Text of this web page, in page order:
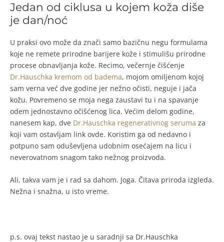
Jedan od ciklusa u kojem koža diše
je dan/noć
U praksi ovo može da znači samo bazičnu negu formulama
koje ne remete prirodne barijere kože i stimulišu prirodne
procese obnavljanja kože. Recimo, večernje čišćenje
Dr.Hauschka kremom od badema, mojom omiljenom kojoj
sam verna već dve godine jer nežno očisti, neguje i jača
kožu. Povremeno se moja nega zaustavi tu i na spavanje
odem jednostavno očišćenog lica. Većim delom godine,
nanesem kap, dve Dr.Hauschka regenerativnog seruma za
koji vam ostavljam link ovde. Koristim ga od nedavno i
potpuno sam oduševljena udobnim osećajem na licu i
neverovatnom snagom tako nežnog proizvoda.
Ali, takva vam je i rad sa dahom. Joga. Čitava priroda izgleda.
Nežna i snažna, u isto vreme.
p.s. ovaj tekst nastao je u saradnji sa Dr.Hauschka